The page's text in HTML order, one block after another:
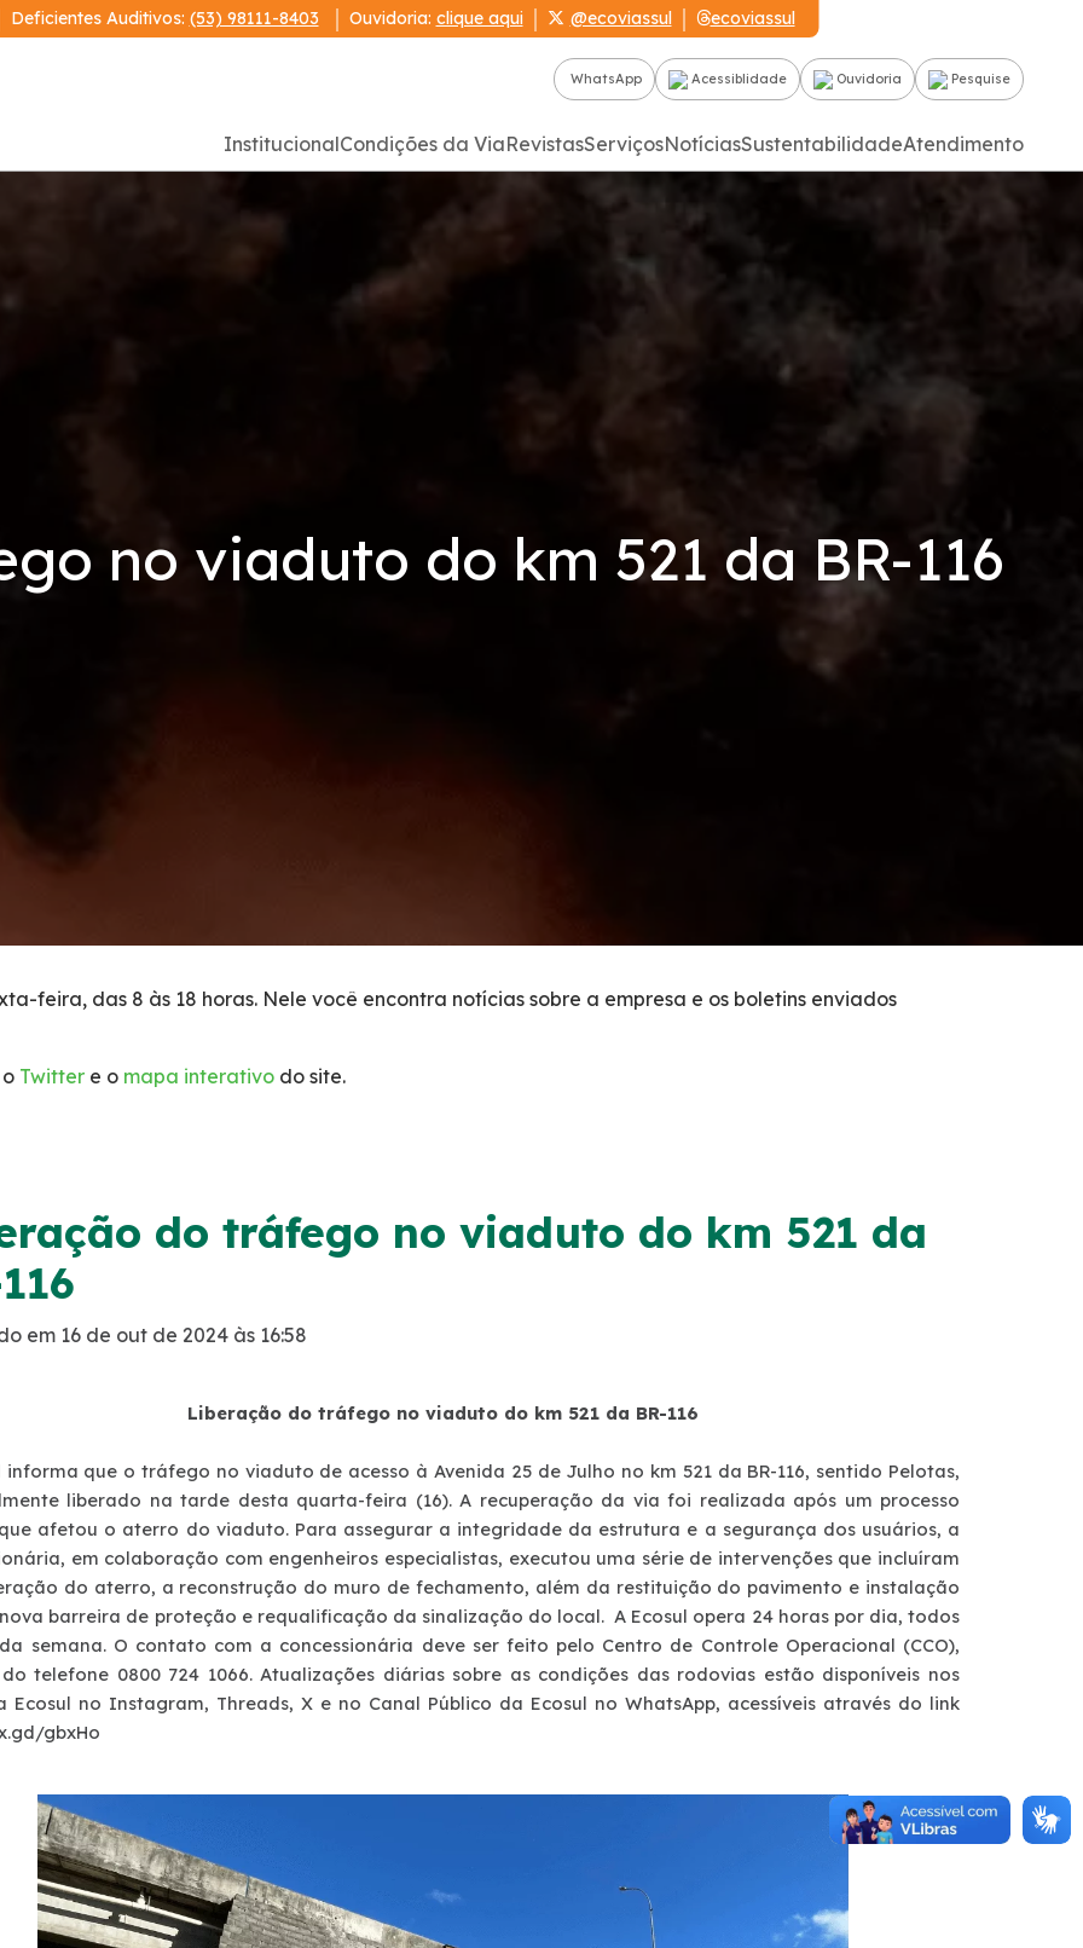
Deficientes Auditivos: (53) 98111-8403 Ouvidoria: clique aqui @ecoviassul ecoviassul
WhatsApp Acessiblidade Ouvidoria Pesquise
InstitucionalCondições da ViaRevistasServiçosNotíciasSustentabilidadeAtendimento
no viaduto do km 521 da BR-116
feira, das 8 às 18 horas. Nele você encontra notícias sobre a empresa e os boletins enviados
Twitter e o mapa interativo do site.
do tráfego no viaduto do km 521 da
em 16 de out de 2024 às 16:58
Liberação do tráfego no viaduto do km 521 da BR-116
informa que o tráfego no viaduto de acesso à Avenida 25 de Julho no km 521 da BR-116, sentido Pelotas,
liberado na tarde desta quarta-feira (16). A recuperação da via foi realizada após um processo
afetou o aterro do viaduto. Para assegurar a integridade da estrutura e a segurança dos usuários, a
em colaboração com engenheiros especialistas, executou uma série de intervenções que incluíram
do aterro, a reconstrução do muro de fechamento, além da restituição do pavimento e instalação
barreira de proteção e requalificação da sinalização do local. A Ecosul opera 24 horas por dia, todos
semana. O contato com a concessionária deve ser feito pelo Centro de Controle Operacional (CCO),
telefone 0800 724 1066. Atualizações diárias sobre as condições das rodovias estão disponíveis nos
Ecosul no Instagram, Threads, X e no Canal Público da Ecosul no WhatsApp, acessíveis através do link
gbxHo